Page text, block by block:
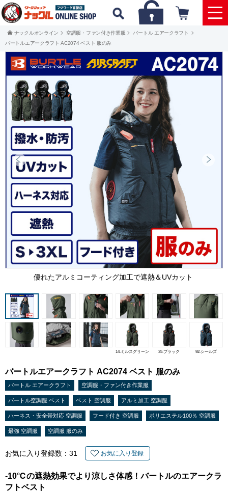
ナックルオンライン 空調服・ファン付き作業服
バートル エアークラフト
バートルエアークラフト AC2074 ベスト 服のみ
優れたアルミコーティング加工で遮熱＆UVカット
14.ミルスグリーン 35.ブラック 92.シールズ
バートルエアークラフト AC2074 ベスト 服のみ
バートル エアークラフト 空調服・ファン付き作業服
バートル空調服 ベスト ベスト 空調服 アルミ加工 空調服
ハーネス・安全帯対応 空調服 フード付き 空調服 ポリエステル100％ 空調服
最強 空調服 空調服 服のみ
お気に入り登録数： 31 お気に入り登録
-10℃の遮熱効果でより涼しさ体感！バートルのエアークラ
フトベスト